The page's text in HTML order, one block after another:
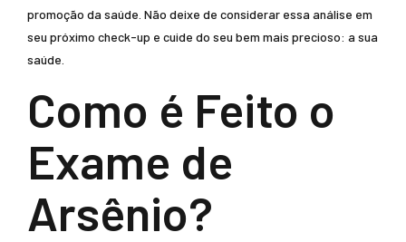
promoção da saúde. Não deixe de considerar essa análise em
seu próximo check-up e cuide do seu bem mais precioso: a sua
saúde.
Como é Feito o
Exame de
Arsênio?